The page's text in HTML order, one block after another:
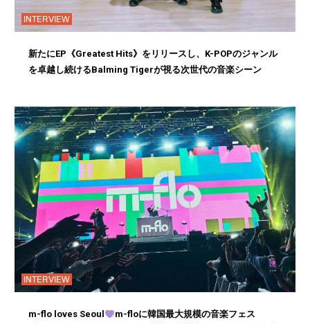
INTERVIEW
新たにEP《Greatest Hits》をリリースし、K-POPのジャンル
を卓越し続けるBalming Tigerが視る次世代の音楽シーン
INTERVIEW
m-flo loves Seoul
m-floに韓国最大規模の音楽フェス